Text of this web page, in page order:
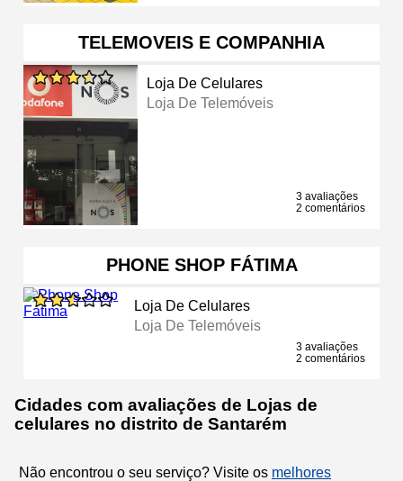
TELEMOVEIS E COMPANHIA
Loja De Celulares
Loja De Telemóveis
3 avaliações
2 comentários
PHONE SHOP FÁTIMA
Loja De Celulares
Loja De Telemóveis
3 avaliações
2 comentários
Cidades com avaliações de Lojas de
celulares no distrito de Santarém
Não encontrou o seu serviço? Visite os melhores